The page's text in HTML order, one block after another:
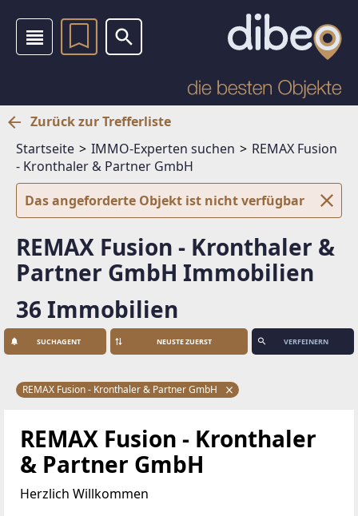
Zurück zur Trefferliste
Startseite
IMMO-Experten suchen
REMAX Fusion
- Kronthaler & Partner GmbH
Das angeforderte Objekt ist nicht verfügbar
REMAX Fusion - Kronthaler &
Partner GmbH Immobilien
36 Immobilien
SUCHAGENT VERFEINERN
REMAX Fusion - Kronthaler & Partner GmbH
REMAX Fusion - Kronthaler
& Partner GmbH
Herzlich Willkommen